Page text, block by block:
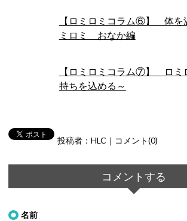
【ロミロミコラム⑥】 体を
ミロミ おなか編
【ロミロミコラム⑦】 ロミ
持ちを込める～
投稿者：HLC｜コメント(0)
コメントする
名前